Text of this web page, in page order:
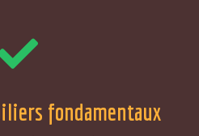
fondamentaux